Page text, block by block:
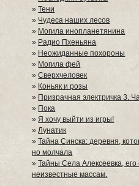
»Тени
» Чудеса наших лесов
» Могила инопланетянина
» Радио Пхеньяна
» Неожиданные похороны
» Могила фей
»Сверхчеловек
» Коньяк и розы
» Призрачная электричка 3.
» Пока
»Я хочу выйти из игры!
»Лунатик
»Тайна Синска: деревня,
но молчала
»Тайны Села Алексеевка, его
неизвестные массам.